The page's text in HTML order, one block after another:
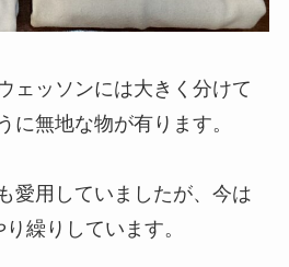
ェッソンには大きく分けて
に無地な物が有ります。
愛用していましたが、今は
繰りしています。